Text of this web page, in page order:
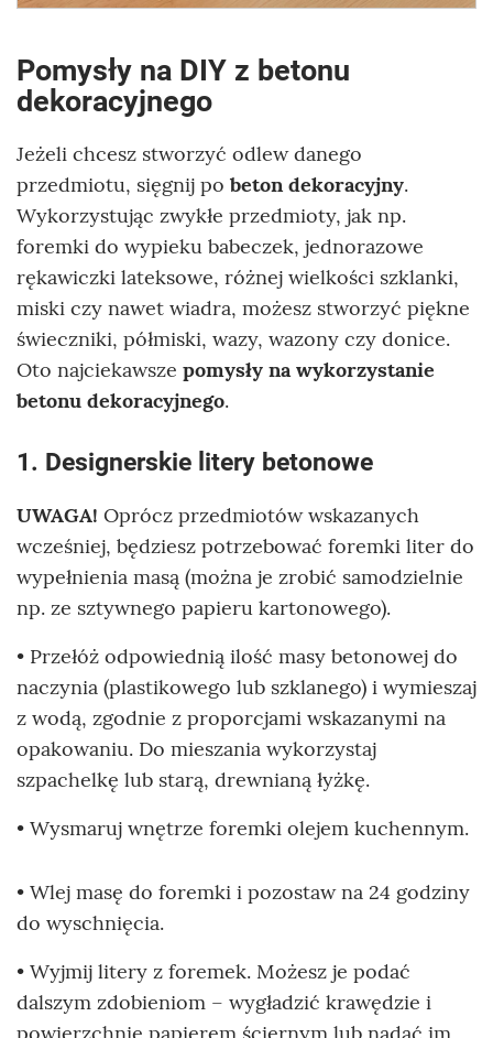
Pomysły na DIY z betonu
dekoracyjnego
Jeżeli chcesz stworzyć odlew danego
przedmiotu, sięgnij po beton dekoracyjny.
Wykorzystując zwykłe przedmioty, jak np.
foremki do wypieku babeczek, jednorazowe
rękawiczki lateksowe, różnej wielkości szklanki,
miski czy nawet wiadra, możesz stworzyć piękne
świeczniki, półmiski, wazy, wazony czy donice.
Oto najciekawsze pomysły na wykorzystanie
betonu dekoracyjnego.
1. Designerskie litery betonowe
UWAGA! Oprócz przedmiotów wskazanych
wcześniej, będziesz potrzebować foremki liter do
wypełnienia masą (można je zrobić samodzielnie
np. ze sztywnego papieru kartonowego).
• Przełóż odpowiednią ilość masy betonowej do
naczynia (plastikowego lub szklanego) i wymieszaj
z wodą, zgodnie z proporcjami wskazanymi na
opakowaniu. Do mieszania wykorzystaj
szpachelkę lub starą, drewnianą łyżkę.
• Wysmaruj wnętrze foremki olejem kuchennym.
• Wlej masę do foremki i pozostaw na 24 godziny
do wyschnięcia.
• Wyjmij litery z foremek. Możesz je podać
dalszym zdobieniom – wygładzić krawędzie i